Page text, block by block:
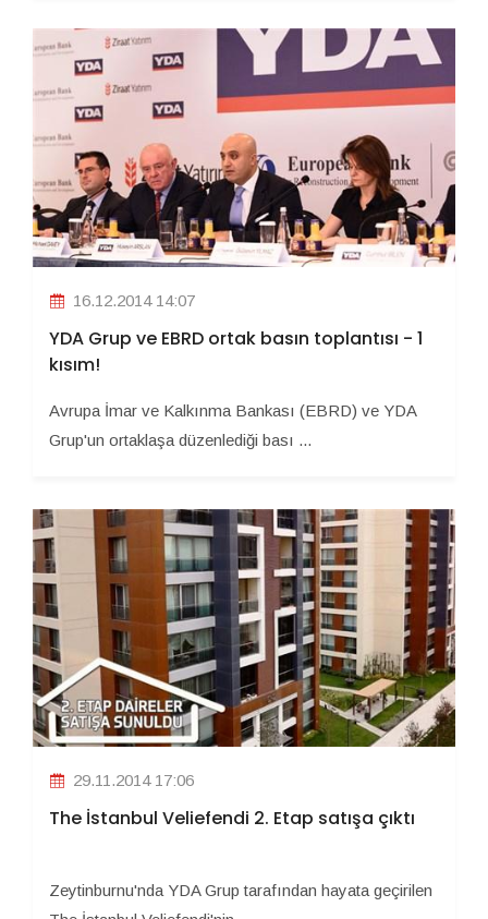
16.12.2014 14:07
YDA Grup ve EBRD ortak basın toplantısı - 1
kısım!
Avrupa İmar ve Kalkınma Bankası (EBRD) ve YDA
Grup'un ortaklaşa düzenlediği bası ...
29.11.2014 17:06
The İstanbul Veliefendi 2. Etap satışa çıktı
Zeytinburnu'nda YDA Grup tarafından hayata geçirilen